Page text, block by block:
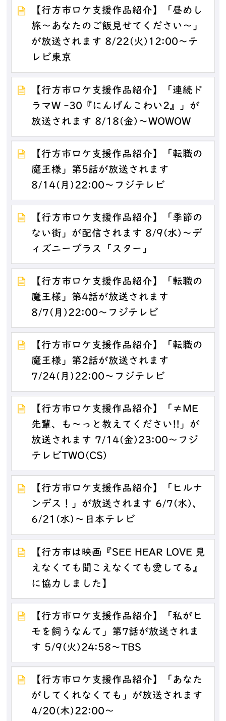
【行方市ロケ支援作品紹介】「昼めし
旅～あなたのご飯見せてください～」
が放送されます 8/22(火)12:00～テ
レビ東京
【行方市ロケ支援作品紹介】「連続ド
ラマW -30『にんげんこわい2』」が
放送されます 8/18(金)～WOWOW
【行方市ロケ支援作品紹介】「転職の
魔王様」第5話が放送されます
8/14(月)22:00～フジテレビ
【行方市ロケ支援作品紹介】「季節の
ない街」が配信されます 8/9(水)～デ
ィズニープラス「スター」
【行方市ロケ支援作品紹介】「転職の
魔王様」第4話が放送されます
8/7(月)22:00～フジテレビ
【行方市ロケ支援作品紹介】「転職の
魔王様」第2話が放送されます
7/24(月)22:00～フジテレビ
【行方市ロケ支援作品紹介】「≠ME
先輩、も～っと教えてください!!」が
放送されます 7/14(金)23:00～フジ
テレビTWO(CS)
【行方市ロケ支援作品紹介】「ヒルナ
ンデス！」が放送されます 6/7(水)、
6/21(水)～日本テレビ
【行方市は映画『SEE HEAR LOVE 見
えなくても聞こえなくても愛してる』
に協力しました】
【行方市ロケ支援作品紹介】「私がヒ
モを飼うなんて」第7話が放送されま
す 5/9(火)24:58～TBS
【行方市ロケ支援作品紹介】「あなた
がしてくれなくても」が放送されます
4/20(木)22:00～